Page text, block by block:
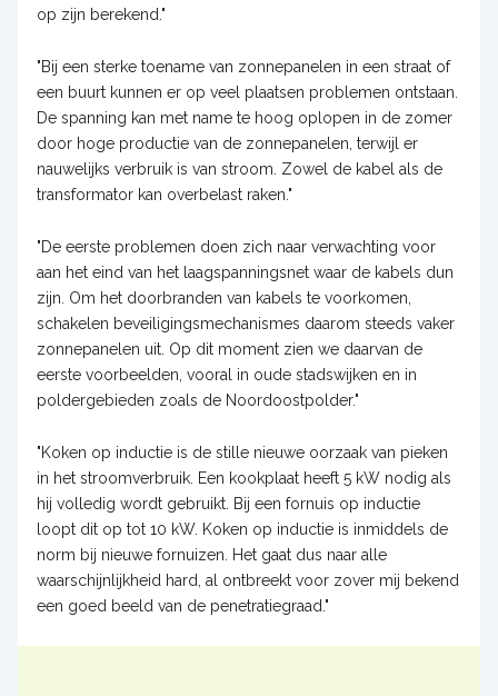
op zijn berekend."
"Bij een sterke toename van zonnepanelen in een straat of
een buurt kunnen er op veel plaatsen problemen ontstaan.
De spanning kan met name te hoog oplopen in de zomer
door hoge productie van de zonnepanelen, terwijl er
nauwelijks verbruik is van stroom. Zowel de kabel als de
transformator kan overbelast raken."
"De eerste problemen doen zich naar verwachting voor
aan het eind van het laagspanningsnet waar de kabels dun
zijn. Om het doorbranden van kabels te voorkomen,
schakelen beveiligingsmechanismes daarom steeds vaker
zonnepanelen uit. Op dit moment zien we daarvan de
eerste voorbeelden, vooral in oude stadswijken en in
poldergebieden zoals de Noordoostpolder."
"Koken op inductie is de stille nieuwe oorzaak van pieken
in het stroomverbruik. Een kookplaat heeft 5 kW nodig als
hij volledig wordt gebruikt. Bij een fornuis op inductie
loopt dit op tot 10 kW. Koken op inductie is inmiddels de
norm bij nieuwe fornuizen. Het gaat dus naar alle
waarschijnlijkheid hard, al ontbreekt voor zover mij bekend
een goed beeld van de penetratiegraad."